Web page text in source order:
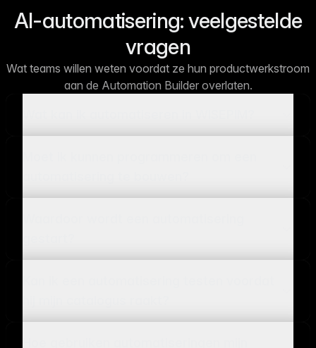
AI-automatisering: veelgestelde
vragen
Wat teams willen weten voordat ze hun productwerkstroom
aan de Automation Builder overlaten.